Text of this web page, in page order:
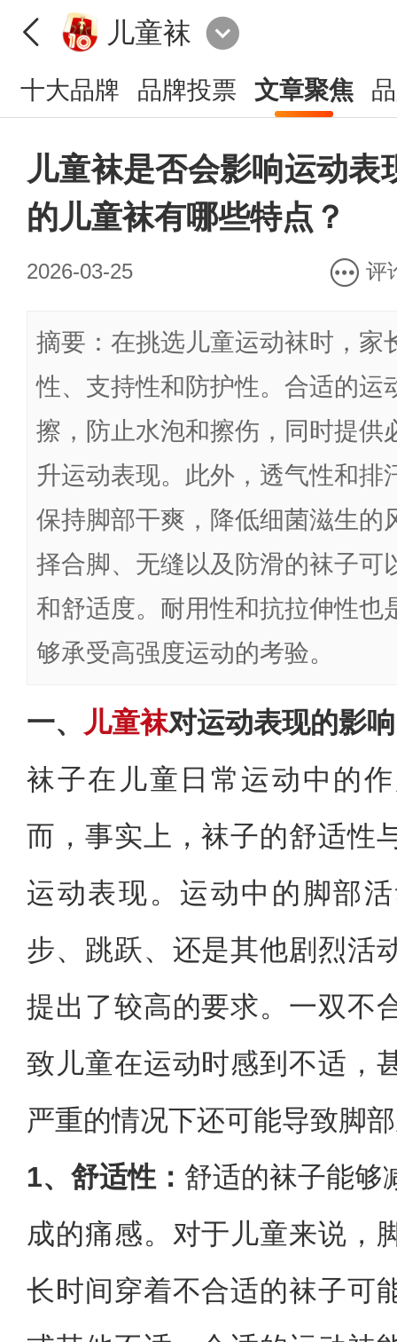
儿童袜
十大品牌 品牌投票 文章聚焦
儿童袜是否会影响运动表
的儿童袜有哪些特点？
2026-03-25 评
摘要：在挑选儿童运动袜时，家
性、支持性和防护性。合适的运
擦，防止水泡和擦伤，同时提供
升运动表现。此外，透气性和排
保持脚部干爽，降低细菌滋生的
择合脚、无缝以及防滑的袜子可
和舒适度。耐用性和抗拉伸性也
够承受高强度运动的考验。
一、 儿童袜对运动表现的影响
袜子在儿童日常运动中的
而，事实上，袜子的舒适性
运动表现。运动中的脚部
步、跳跃、还是其他剧烈活
提出了较高的要求。一双不
致儿童在运动时感到不适，
严重的情况下还可能导致脚
1、舒适性： 舒适的袜子能够
成的痛感。对于儿童来说，
长时间穿着不合适的袜子可